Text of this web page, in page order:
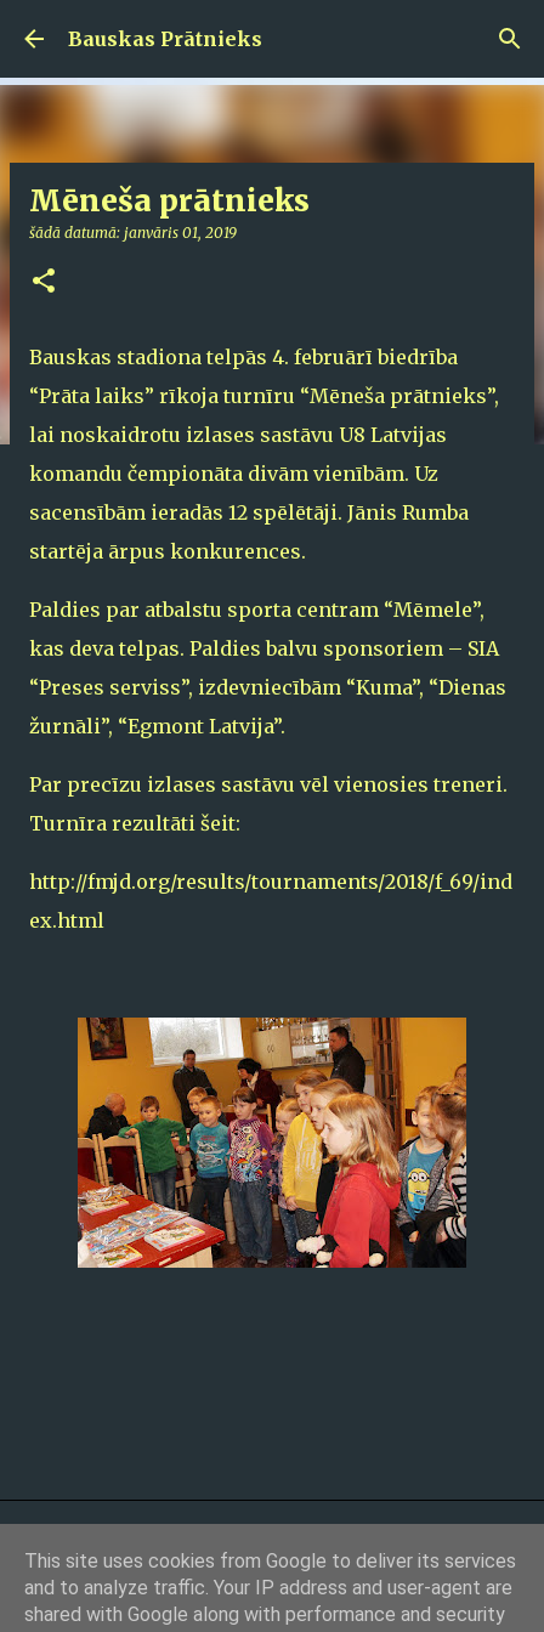
Pāriet uz galveno saturu
Bauskas Prātnieks
Mēneša prātnieks
šādā datumā: janvāris 01, 2019
Bauskas stadiona telpās 4. februārī biedrība
“Prāta laiks” rīkoja turnīru “Mēneša prātnieks”,
lai noskaidrotu izlases sastāvu U8 Latvijas
komandu čempionāta divām vienībām. Uz
sacensībām ieradās 12 spēlētāji. Jānis Rumba
startēja ārpus konkurences.
Paldies par atbalstu sporta centram “Mēmele”,
kas deva telpas. Paldies balvu sponsoriem – SIA
“Preses serviss”, izdevniecībām “Kuma”, “Dienas
žurnāli”, “Egmont Latvija”.
Par precīzu izlases sastāvu vēl vienosies treneri.
Turnīra rezultāti šeit:
http://fmjd.org/results/tournaments/2018/f_69/ind
ex.html
This site uses cookies from Google to deliver its services
and to analyze traffic. Your IP address and user-agent are
shared with Google along with performance and security